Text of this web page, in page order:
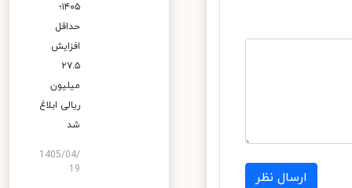
ارسال نظر
۱۴۰۵؛
حداقل
افزایش
۲۷.۵
میلیون
ریالی ابلاغ
شد
1405/04/
19